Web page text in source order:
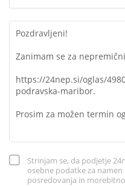
Strinjam se, da podjetje
osebne podatke za
posredovanja in